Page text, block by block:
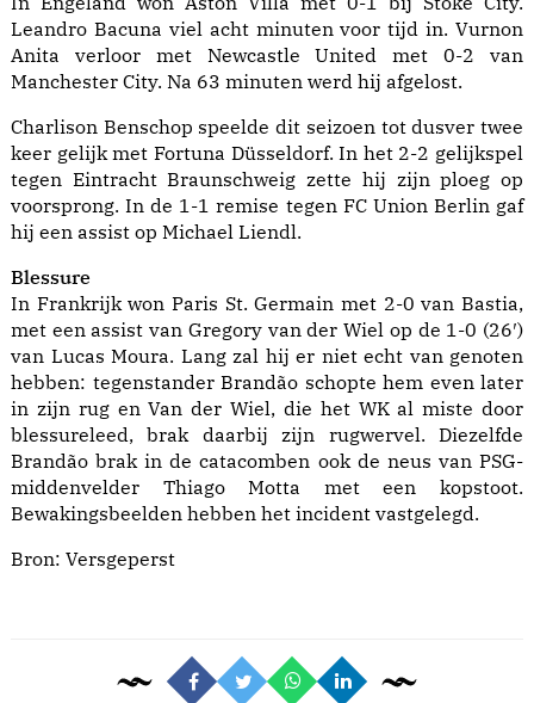
Leandro Bacuna viel acht minuten voor tijd in. Vurnon
Anita verloor met Newcastle United met 0-2 van
Manchester City. Na 63 minuten werd hij afgelost.
Charlison Benschop speelde dit seizoen tot dusver twee
keer gelijk met Fortuna Düsseldorf. In het 2-2 gelijkspel
tegen Eintracht Braunschweig zette hij zijn ploeg op
voorsprong. In de 1-1 remise tegen FC Union Berlin gaf
hij een assist op Michael Liendl.
Blessure
In Frankrijk won Paris St. Germain met 2-0 van Bastia,
met een assist van Gregory van der Wiel op de 1-0 (26′)
van Lucas Moura. Lang zal hij er niet echt van genoten
hebben: tegenstander Brandão schopte hem even later
in zijn rug en Van der Wiel, die het WK al miste door
blessureleed, brak daarbij zijn rugwervel. Diezelfde
Brandão brak in de catacomben ook de neus van PSG-
middenvelder Thiago Motta met een kopstoot.
Bewakingsbeelden hebben het incident vastgelegd.
Bron: Versgeperst